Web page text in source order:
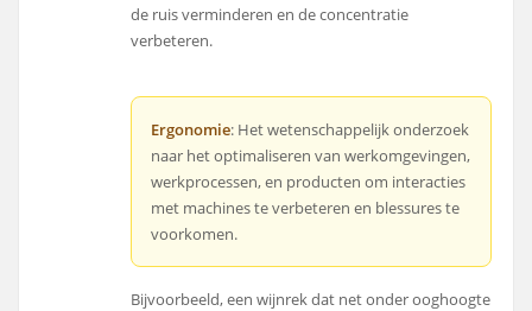
de ruis verminderen en de concentratie
verbeteren.
Ergonomie: Het wetenschappelijk onderzoek
naar het optimaliseren van werkomgevingen,
werkprocessen, en producten om interacties
met machines te verbeteren en blessures te
voorkomen.
Bijvoorbeeld, een wijnrek dat net onder ooghoogte